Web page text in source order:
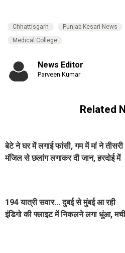
Chhattisgarh Punjab Kesari News
Medical College
News Editor
Parveen Kumar
Related
बेटे ने घर में लगाई फांसी, गम में मां ने तीसरी
मंजिल से छलांग लगाकर दी जान, हरदोई में
194 यात्री सवार... दुबई से मुंबई आ रही
इंडिगो की फ्लाइट में निकलने लगा धुंआ, मची